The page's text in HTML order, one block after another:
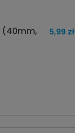
(40mm,
5,99 zł